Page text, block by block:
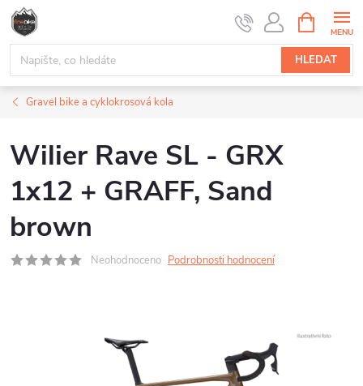
Přejít
obsah
HLEDAT
NÁKUPNÍ
KOŠÍK
Gravel bike a cyklokrosová kola
Wilier Rave SL - GRX
1x12 + GRAFF, Sand
brown
Neohodnoceno Podrobnosti hodnocení